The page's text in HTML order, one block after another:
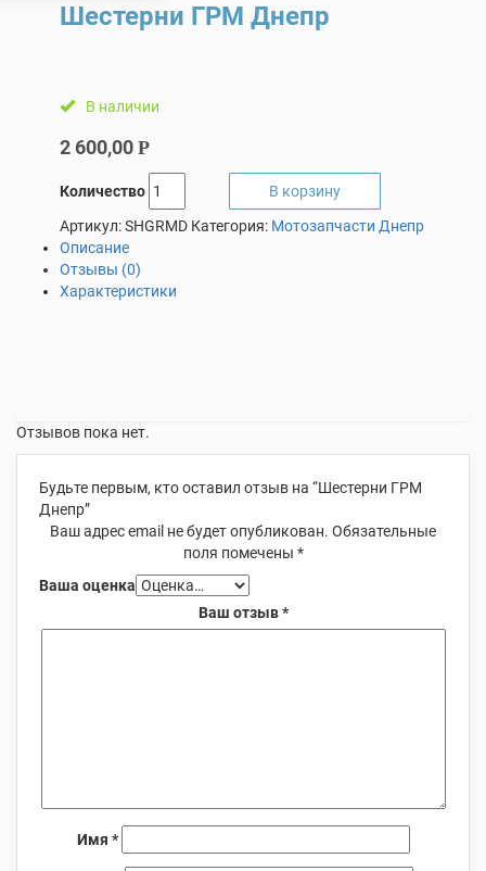
Шестерни ГРМ Днепр
В наличии
2 600,00 Р
Количество
В корзину
Артикул:SHGRMD Категория: Мотозапчасти Днепр
Описание
Отзывы (0)
Характеристики
Отзывов пока нет.
Будьте первым, кто оставил отзыв на “Шестерни ГРМ
Днепр”
Ваш адрес email не будет опубликован. Обязательные
поля помечены *
Ваша оценка
Ваш отзыв*
Имя *